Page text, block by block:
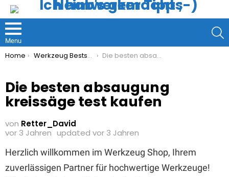
Menu
You are here:
Home Werkzeug Bestseller Die besten absaugung kreissäge test kaufen
Die besten absaugung
kreissäge test kaufen
von Retter_David
vor 3 Jahren updated vor 3 Jahren
Herzlich willkommen im Werkzeug Shop, Ihrem
zuverlässigen Partner für hochwertige Werkzeuge!